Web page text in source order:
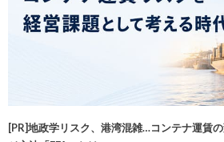
[PR]地政学リスク、港湾混雑…コンテナ運賃